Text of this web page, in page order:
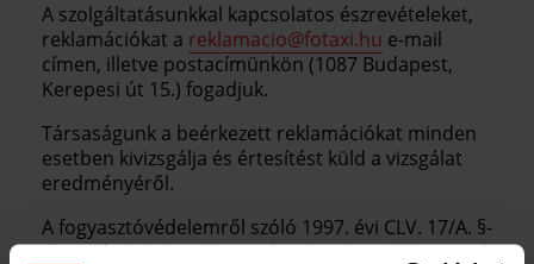
A szolgáltatásunkkal kapcsolatos észrevételeket,
reklamációkat a reklamacio@fotaxi.hu e-mail
címen, illetve postacímünkön (1087 Budapest,
Kerepesi út 15.) fogadjuk.
Társaságunk a beérkezett reklamációkat minden
esetben kivizsgálja és értesítést küld a vizsgálat
eredményéről.
A fogyasztóvédelemről szóló 1997. évi CLV. 17/A. §-
ában foglalt kötelezettség alapján tájékoztatjuk